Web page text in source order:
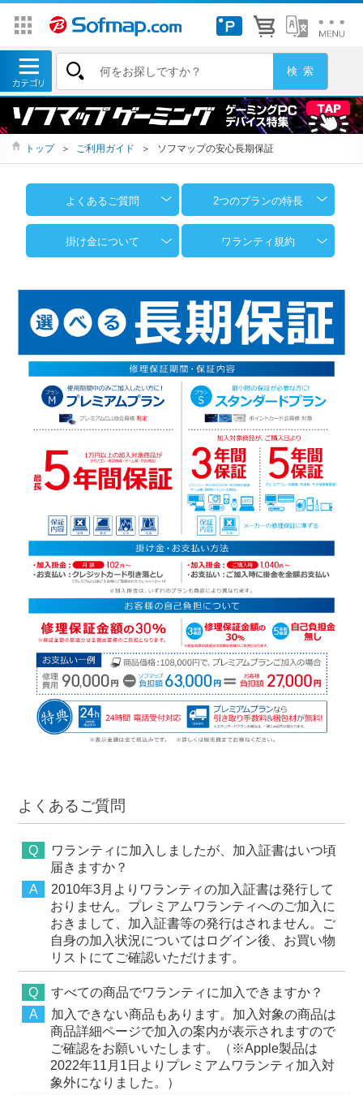
トップ ＞ ご利用ガイド ＞ ソフマップの安心長期保証
よくあるご質問 2つのプランの特長
掛け金について ワランティ規約
よくあるご質問
ワランティに加入しましたが、加入証書はいつ頃
届きますか？
2010年3月よりワランティの加入証書は発行して
おりません。プレミアムワランティへのご加入に
おきまして、加入証書等の発行はされません。ご
自身の加入状況についてはログイン後、お買い物
リストにてご確認いただけます。
すべての商品でワランティに加入できますか？
加入できない商品もあります。加入対象の商品は
商品詳細ページで加入の案内が表示されますので
ご確認をお願いいたします。（※Apple製品は
2022年11月1日よりプレミアムワランティ加入対
象外になりました。）